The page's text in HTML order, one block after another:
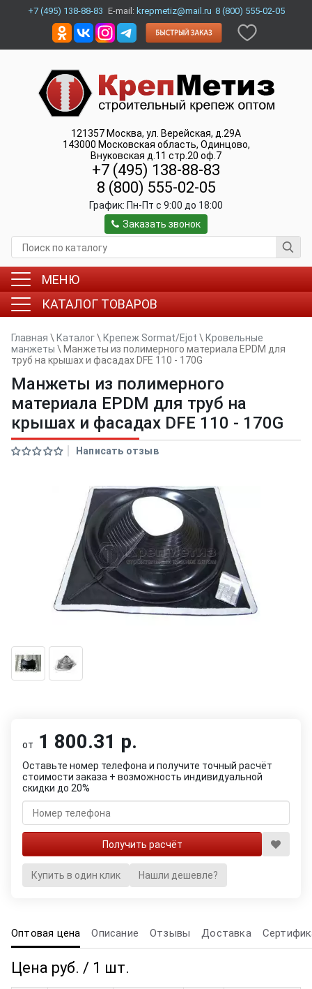
+7 (495) 138-88-83 E-mail: krepmetiz@mail.ru 8 (800) 555-02-05
121357 Москва, ул. Верейская, д.29А
143000 Московская область, Одинцово,
Внуковская д.11 стр.20 оф.7
+7 (495) 138-88-83
8 (800) 555-02-05
График: Пн-Пт c 9:00 до 18:00
Заказать звонок
МЕНЮ
КАТАЛОГ ТОВАРОВ
Главная \ Каталог\ Крепеж Sormat/Ejot \ Кровельные
манжеты \ Манжеты из полимерного материала EPDM для
труб на крышах и фасадах DFE 110 - 170G
Манжеты из полимерного
материала EPDM для труб на
крышах и фасадах DFE 110 - 170G
Написать отзыв
от 1 800.31 р.
Оставьте номер телефона и получите точный расчёт
стоимости заказа + возможность индивидуальной
скидки до 20%
Купить в один клик Нашли дешевле?
Оптовая цена Описание Отзывы Доставка
Цена руб. / 1 шт.